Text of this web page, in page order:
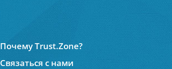
Почему Trust.Zone?
Связаться с нами